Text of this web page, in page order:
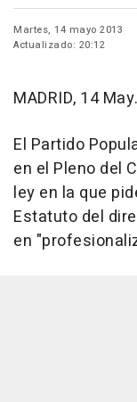
Martes, 14 mayo 2013
Actualizado: 20:12
MADRID, 14
El Partido
en el Pleno del
ley en la que
Estatuto del
en